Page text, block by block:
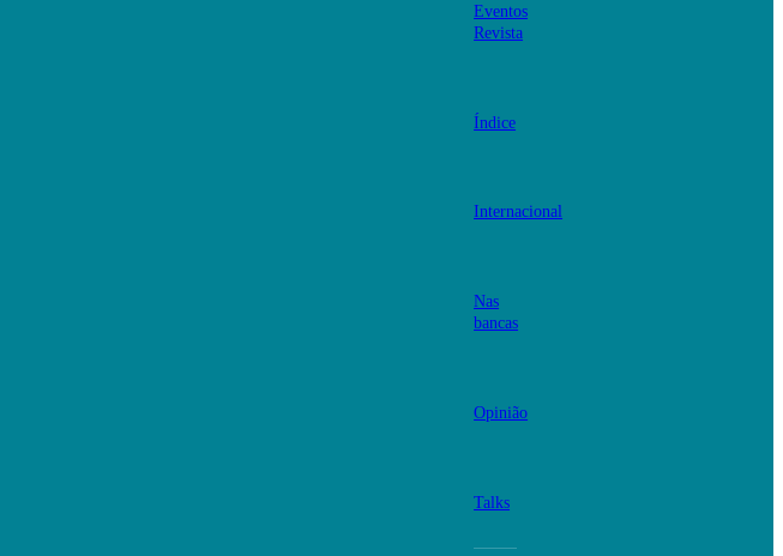
Eventos
Revista
Índice
Internacional
Nas
bancas
Opinião
Talks